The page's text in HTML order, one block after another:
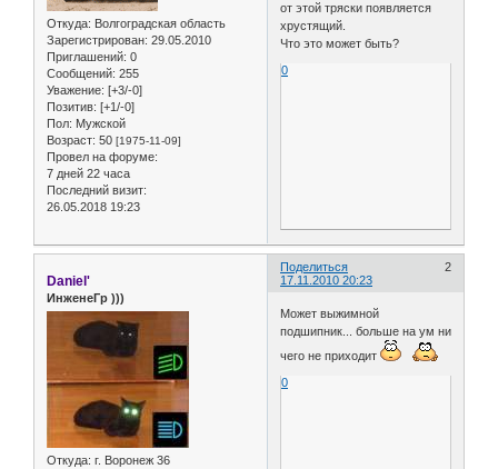
Откуда: Волгоградская область
Зарегистрирован: 29.05.2010
Приглашений: 0
Сообщений: 255
Уважение: [+3/-0]
Позитив: [+1/-0]
Пол: Мужской
Возраст: 50 [1975-11-09]
Провел на форуме:
7 дней 22 часа
Последний визит:
26.05.2018 19:23
от этой тряски появляется
хрустящий.
Что это может быть?
0
Поделиться
2
17.11.2010 20:23
Daniel'
ИнженеГр )))
Откуда: г. Воронеж 36
Может выжимной
подшипник... больше на ум ни
чего не приходит
0